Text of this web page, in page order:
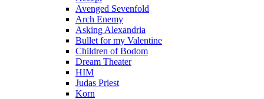
Avenged Sevenfold
Arch Enemy
Asking Alexandria
Bullet for my Valentine
Children of Bodom
Dream Theater
HIM
Judas Priest
Korn